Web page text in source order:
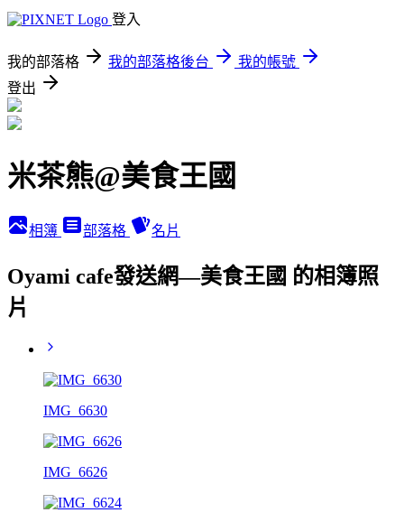
登入
我的部落格 我的部落格後台
我的帳號
登出
米茶熊@美食王國
相簿 部落格 名片
Oyami cafe發送網—美食王國 的相簿照
片
IMG_6630
IMG_6626